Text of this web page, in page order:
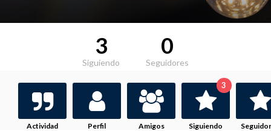
3
Siguiendo
0
Seguidores
Actividad Perfil Amigos Siguiendo
3